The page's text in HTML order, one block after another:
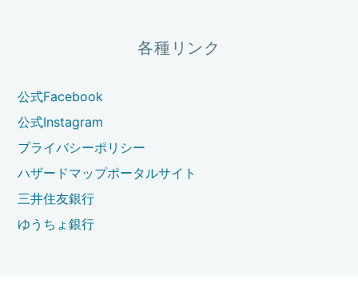
各種リンク
公式Facebook
公式Instagram
プライバシーポリシー
ハザードマップポータルサイト
三井住友銀行
ゆうちょ銀行